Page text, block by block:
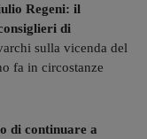
Regeni: il
di
sulla vicenda del
fa in circostanze
di continuare a